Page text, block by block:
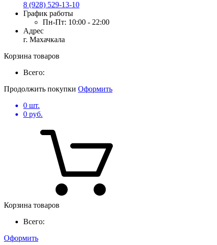
8 (928) 529-13-10
График работы
Пн-Пт: 10:00 - 22:00
Адрес
г. Махачкала
Корзина товаров
Всего:
Продолжить покупки Оформить
0 шт.
0 руб.
Корзина товаров
Всего:
Оформить